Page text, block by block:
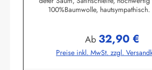
100%Baumwolle,
bekleidung.de
Regulärer Preis:
Ab 32,90 €
Preise inkl. MwSt. zzgl.